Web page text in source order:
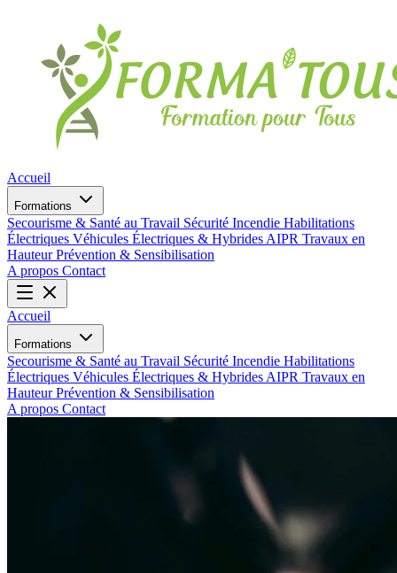
Accueil
Formations
Secourisme & Santé au Travail Sécurité Incendie Habilitations
Électriques Véhicules Électriques & Hybrides AIPR Travaux en
HauteurPrévention & Sensibilisation
A propos Contact
Accueil
Formations
Secourisme & Santé au Travail Sécurité Incendie Habilitations
Électriques Véhicules Électriques & Hybrides AIPR Travaux en
HauteurPrévention & Sensibilisation
A propos Contact